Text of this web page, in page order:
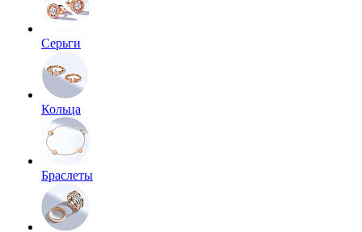
Серьги
Кольца
Браслеты